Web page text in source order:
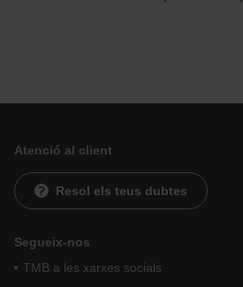
Atenció al client
Resol els teus dubtes
Segueix-nos
TMB a les xarxes socials